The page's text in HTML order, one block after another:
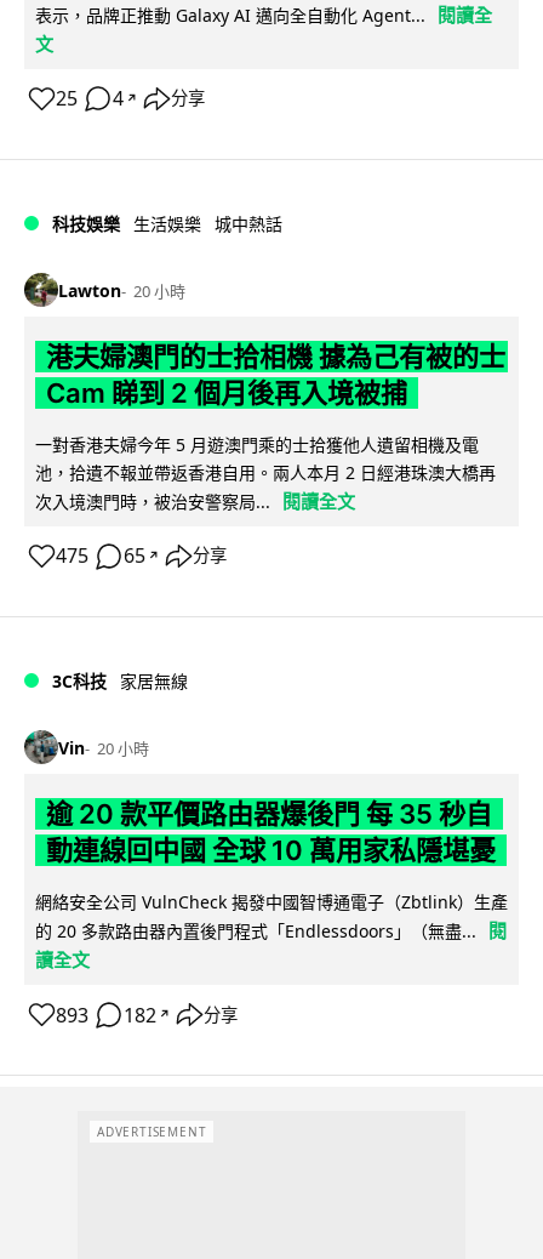
表示，品牌正推動 Galaxy AI 邁向全自動化 Agent...
閱讀全
文
25 4 ↗ 分享
科技娛樂 生活娛樂 城中熱話
Lawton 20 小時
港夫婦澳門的士拾相機 據為己有被的士
Cam 睇到 2 個月後再入境被捕
一對香港夫婦今年 5 月遊澳門乘的士拾獲他人遺留相機及電
池，拾遺不報並帶返香港自用。兩人本月 2 日經港珠澳大橋再
次入境澳門時，被治安警察局...
閱讀全文
475 65 ↗ 分享
3C科技 家居無線
Vin 20 小時
逾 20 款平價路由器爆後門 每 35 秒自
動連線回中國 全球 10 萬用家私隱堪憂
網絡安全公司 VulnCheck 揭發中國智博通電子（Zbtlink）生產
的 20 多款路由器內置後門程式「Endlessdoors」（無盡...
閱
讀全文
893 182 ↗ 分享
ADVERTISEMENT